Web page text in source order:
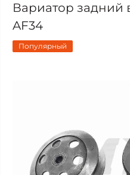
Вариатор задний
AF34
Популярный